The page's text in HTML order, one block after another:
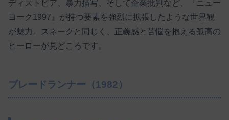
ディストピア、暴力描写、そして企業批判など、『ニュー
ヨーク1997』が持つ要素を強烈に拡張したような世界観
が魅力。スネークと同じく、正義感と苦悩を抱える孤高の
ヒーローが見どころです。
ブレードランナー（1982）